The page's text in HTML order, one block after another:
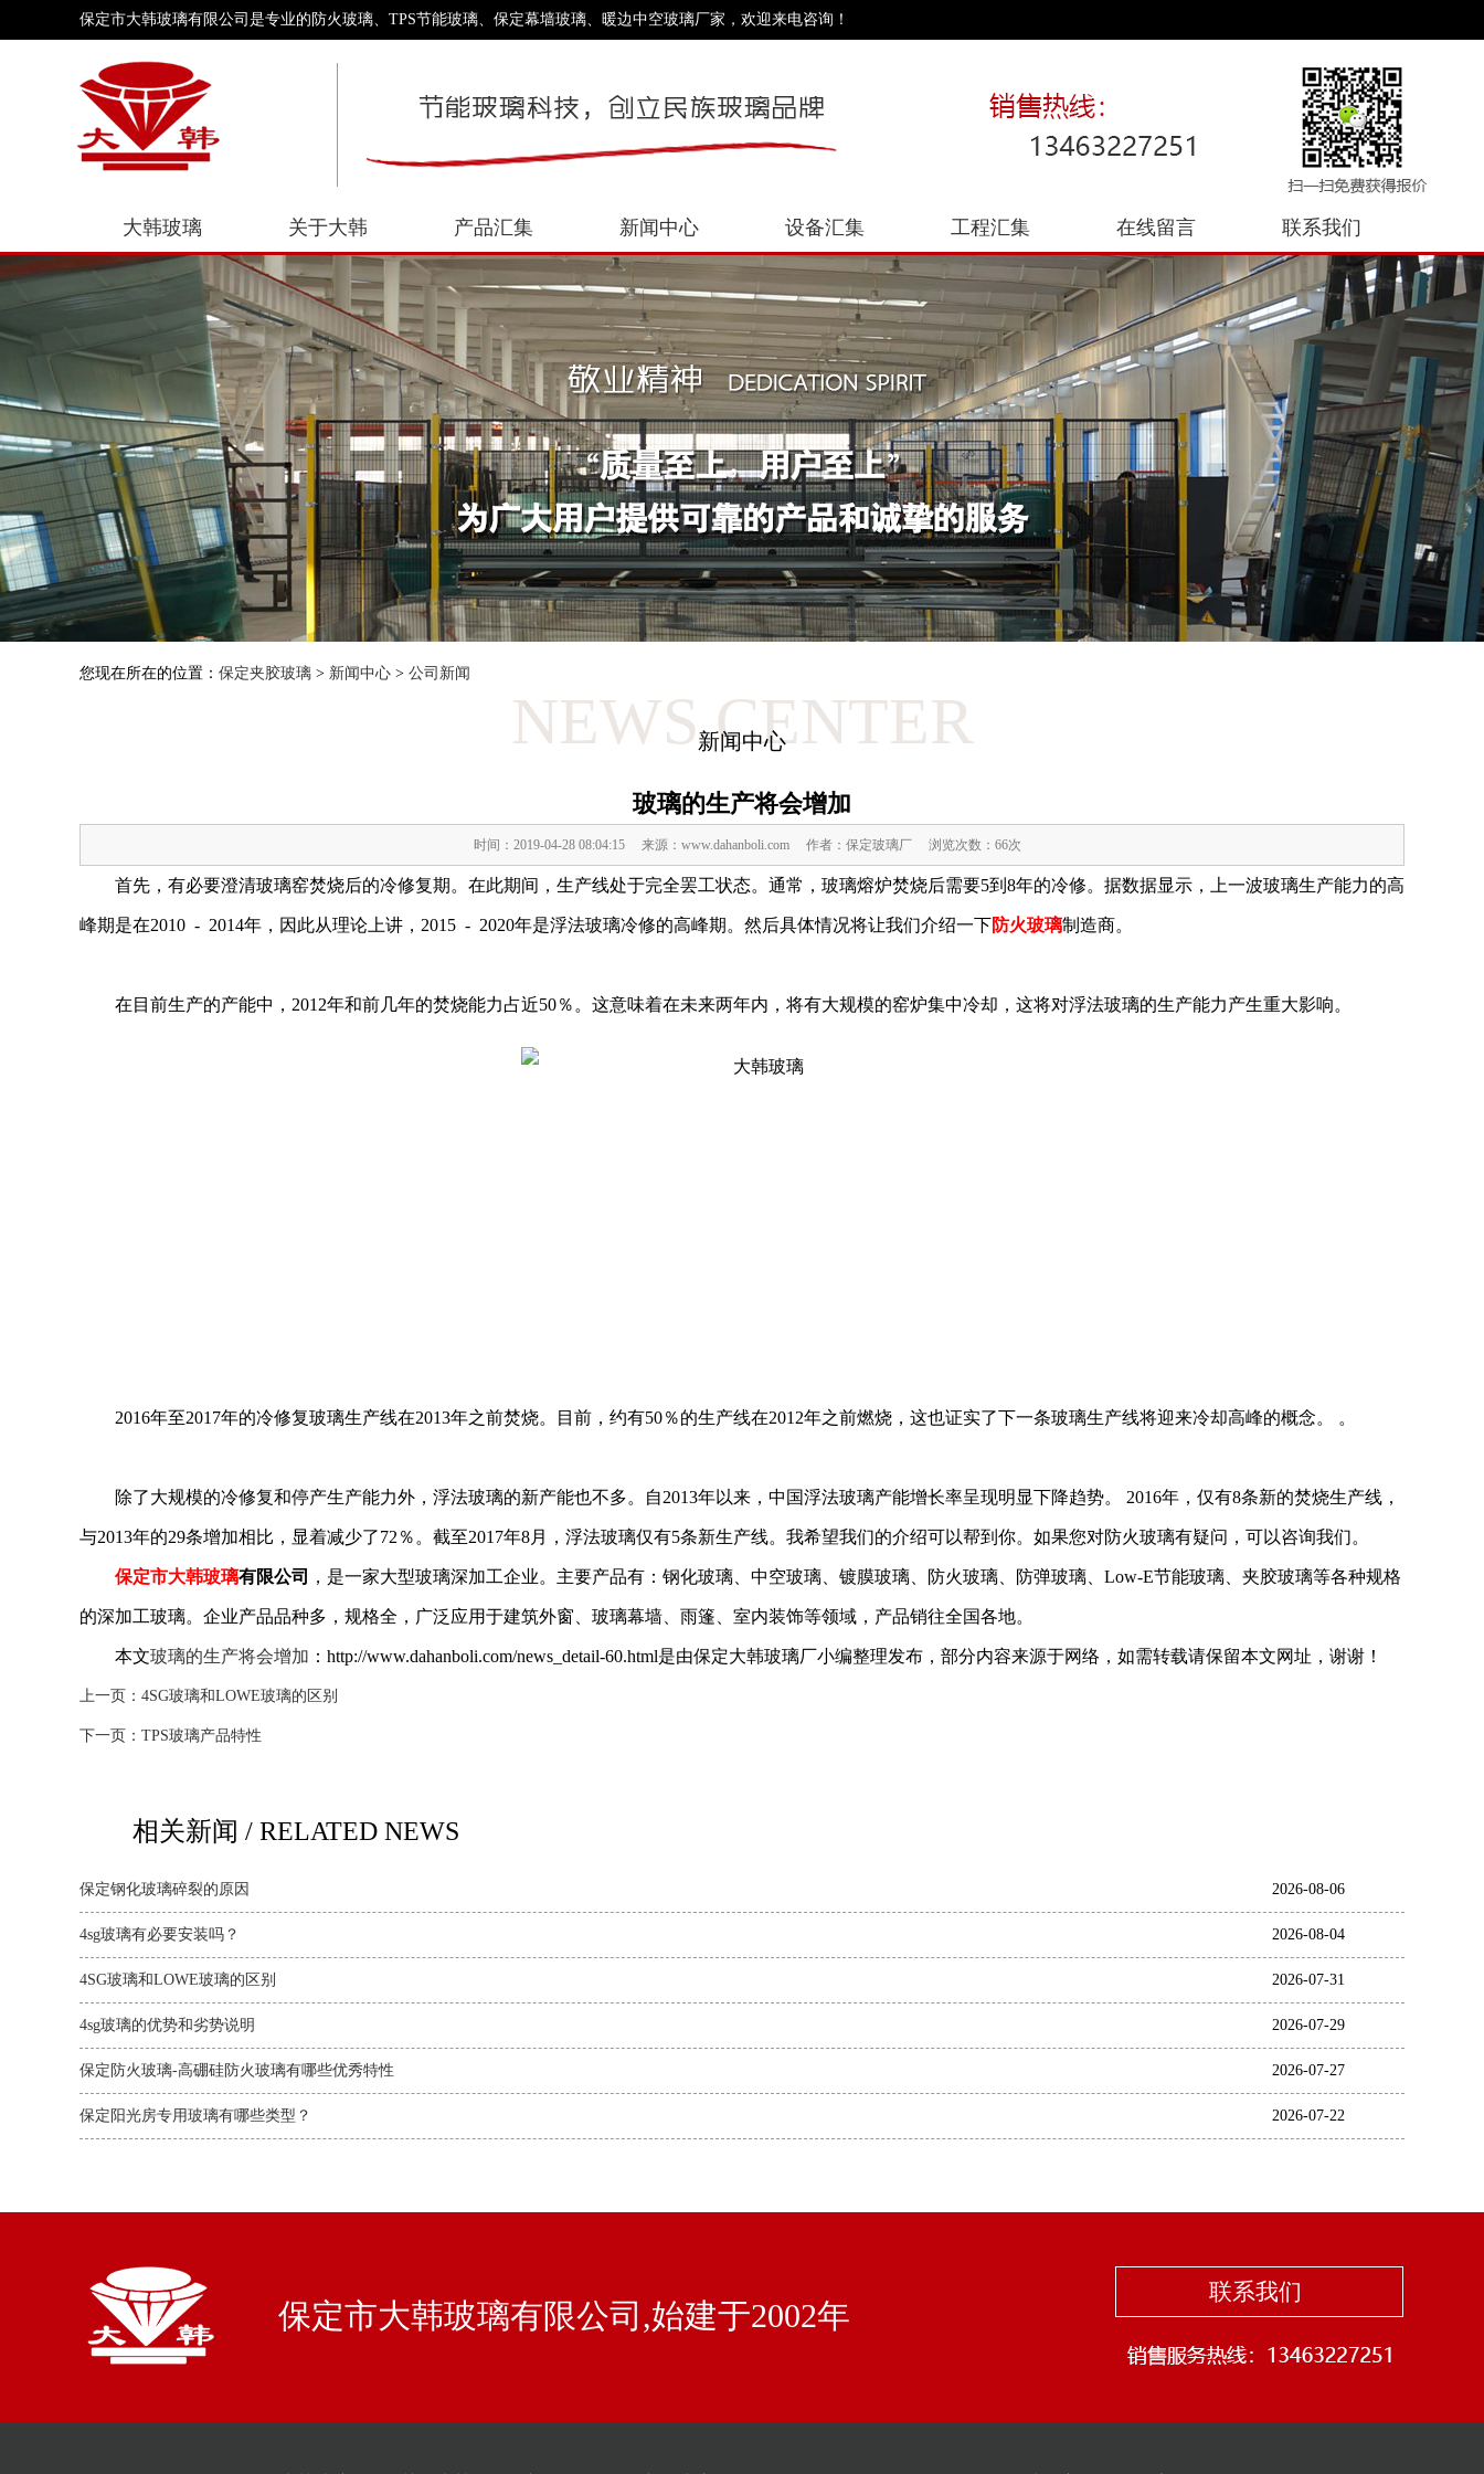
保定市大韩玻璃有限公司是专业的防火玻璃、TPS节能玻璃、保定幕墙玻璃、暖边中空玻璃厂家，欢迎来电咨询！
大韩玻璃 关于大韩 产品汇集 新闻中心 设备汇集 工程汇集 在线留言 联系我们
您现在所在的位置： 保定夹胶玻璃 > 新闻中心 > 公司新闻
NEWS CENTER
新闻中心
玻璃的生产将会增加
时间：2019-04-28 08:04:15 来源：www.dahanboli.com 作者：保定玻璃厂 浏览次数：66次
首先，有必要澄清玻璃窑焚烧后的冷修复期。在此期间，生产线处于完全罢工状态。通常，玻璃熔炉焚烧后需要5到8年的冷修。据数据显示，上一波玻璃生产能力的高
峰期是在2010 - 2014年，因此从理论上讲，2015 - 2020年是浮法玻璃冷修的高峰期。然后具体情况将让我们介绍一下防火玻璃制造商。
在目前生产的产能中，2012年和前几年的焚烧能力占近50％。这意味着在未来两年内，将有大规模的窑炉集中冷却，这将对浮法玻璃的生产能力产生重大影响。
2016年至2017年的冷修复玻璃生产线在2013年之前焚烧。目前，约有50％的生产线在2012年之前燃烧，这也证实了下一条玻璃生产线将迎来冷却高峰的概念。 。
除了大规模的冷修复和停产生产能力外，浮法玻璃的新产能也不多。自2013年以来，中国浮法玻璃产能增长率呈现明显下降趋势。 2016年，仅有8条新的焚烧生产线，
与2013年的29条增加相比，显着减少了72％。截至2017年8月，浮法玻璃仅有5条新生产线。我希望我们的介绍可以帮到你。如果您对防火玻璃有疑问，可以咨询我们。
保定市大韩玻璃有限公司 ，是一家大型玻璃深加工企业。主要产品有：钢化玻璃、中空玻璃、镀膜玻璃、防火玻璃、防弹玻璃、Low-E节能玻璃、夹胶玻璃等各种规格
的深加工玻璃。企业产品品种多，规格全，广泛应用于建筑外窗、玻璃幕墙、雨篷、室内装饰等领域，产品销往全国各地。
本文玻璃的生产将会增加 ：http://www.dahanboli.com/news_detail-60.html是由保定大韩玻璃厂小编整理发布，部分内容来源于网络，如需转载请保留本文网址，谢谢！
上一页： 4SG玻璃和LOWE玻璃的区别
下一页： TPS玻璃产品特性
相关新闻 / RELATED NEWS
保定钢化玻璃碎裂的原因 2026-08-06
4sg玻璃有必要安装吗？‌‌‌‌‌ 2026-08-04
4SG玻璃和LOWE玻璃的区别 2026-07-31
4sg玻璃的优势和劣势说明 2026-07-29
保定防火玻璃-高硼硅防火玻璃有哪些优秀特性 2026-07-27
保定阳光房专用玻璃有哪些类型？ 2026-07-22
保定市大韩玻璃有限公司,始建于2002年
联系我们